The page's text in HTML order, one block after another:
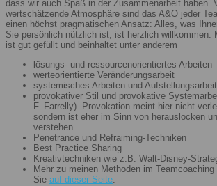
dass wir auch Spaß in der Zusammenarbeit haben.
wertschätzende Atmosphäre sind das A&O jeder
einen höchst pragmatischen Ansatz: Alles, was
Sie persönlich nützlich ist, ist herzlich willkommen.
ist gut gefüllt und beinhaltet unter anderem
lösungs- und ressourcenorientiertes Arbeiten
werteorientierte Veränderungsarbeit
systemisches Arbeiten und Aufstellungsarbeit
provokativer Stil und provokative
F. Farrelly). Provokation meint hier nicht
sondern ist eher im Sinn von herauslocken
verstehen
Penetrance und Refraiming-Techniken
Best Practice Sharing
Kreativtechniken wie z.B. Walt-Disney-
Mehr zu meinen Methoden im
Sie auf dieser Seite.